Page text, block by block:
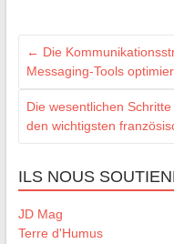
← Die
Messaging-Tools
Die wesentlichen
den wichtigsten
ILS NOUS
JD Mag
Terre d'Humus